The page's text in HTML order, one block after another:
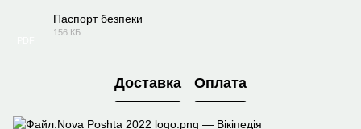
Паспорт безпеки
156 КБ
Доставка Оплата